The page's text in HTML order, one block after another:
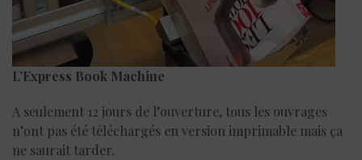
L’Express Book Machine
A seulement 12 jours de l’ouverture, tous les ouvrages
n’ont pas été téléchargés en version imprimable mais ça
ne saurait tarder.